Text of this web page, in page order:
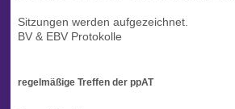
Sitzungen werden aufgezeichnet.
BV & EBV Protokolle
regelmäßige Treffen der ppAT